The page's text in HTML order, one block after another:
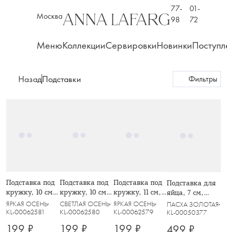
Москва
77-
98
01-
72
МенюКоллекцииСервировкиНовинки
НазадПодставки Фильтры
Подставка под
кружку, 10 см,
круглая,
керамика/
ЯРКАЯ ОСЕНЬ
KL-00062581
199 ₽
Подставка под
кружку, 10 см,
круглая,
керамика/
СВЕТЛАЯ ОСЕНЬ
KL-00062580
199 ₽
Подставка под
кружку, 11 см,
круглая,
керамика/
ЯРКАЯ ОСЕНЬ
KL-00062579
199 ₽
Подставка для
яйца, 7 см,
керамика,
молочно-
ПАСХА ЗОЛОТАЯ
KL-00050377